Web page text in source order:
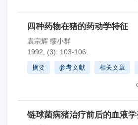
四种药物在猪的药动学特征
袁宗辉 缪小群
1992, (3): 103-106.
摘要 参考文献 相关文章
链球菌病猪治疗前后的血液